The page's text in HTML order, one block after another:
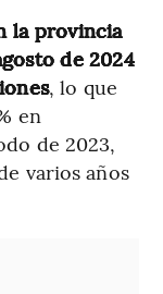
la provincia
de 2024
, lo que
en
de 2023,
varios años